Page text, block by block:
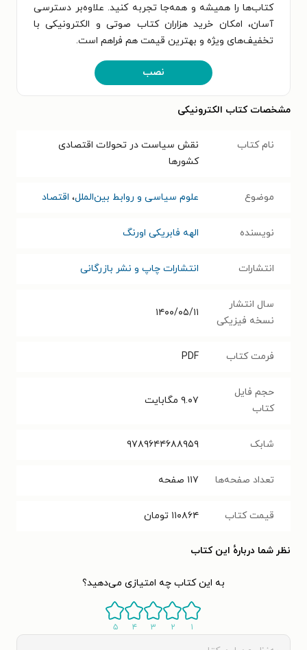
کتاب‌ها را همیشه و همه‌جا تجربه کنید. علاوه‌بر دسترسی
آسان، امکان خرید هزاران کتاب صوتی و الکترونیکی با
تخفیف‌های ویژه و بهترین قیمت هم فراهم است.
نصب
مشخصات کتاب الکترونیکی
نام کتاب
نقش سیاست در تحولات اقتصادی
کشورها
موضوع علوم سیاسی و روابط بین‌الملل، اقتصاد
نویسنده الهه فابریکی اورنگ
انتشارات انتشارات چاپ و نشر بازرگانی
سال انتشار
نسخه فیزیکی
۱۴۰۰/۰۵/۱۱
فرمت کتاب PDF
حجم فایل
کتاب
۹.۰۷ مگابایت
شابک ۹۷۸۹۶۴۴۶۸۸۹۵۹
تعداد صفحه‌ها ۱۱۷ صفحه
قیمت کتاب ۱۱۰۸۶۴ تومان
نظر شما دربارهٔ این کتاب
به این کتاب چه امتیازی می‌دهید؟
۱ ۲ ۳ ۴ ۵